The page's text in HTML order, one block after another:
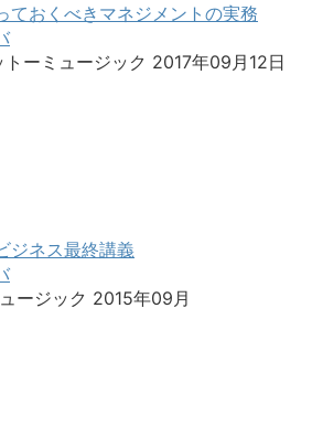
ておくべきマネジメントの実務
ーミュージック 2017年09月12日
ジネス最終講義
ージック 2015年09月